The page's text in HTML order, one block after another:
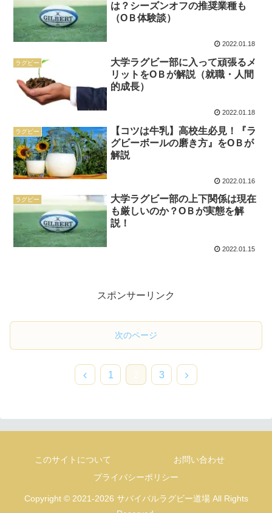
は？シーズンオフの推奨業種も
（OＢ体験談）
2022.01.18
ラグビー
大学ラグビー部に入って頑張るメ
リットをOＢが解説（就職・人間
的成長）
2022.01.18
ラグビー
【コツは牛乳】高校生必見！『ラ
グビーボールの磨き方』をOＢが
解説
2022.01.16
ラグビー
大学ラグビー部の上下関係は現在
も厳しいのか？OＢが実態を解
説！
2022.01.15
スポンサーリンク
次のページ
前
1 3
次
このサイトについて
お問い合わせ
プライバシーポリシー
Copyright © 2021-2026 サバイバルラグビー道場 All Rights